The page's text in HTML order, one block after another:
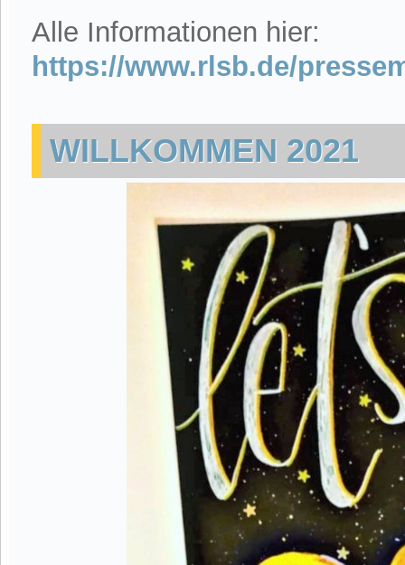
Alle Informationen hier:
https://www.rlsb.de/
WILLKOMMEN 2021